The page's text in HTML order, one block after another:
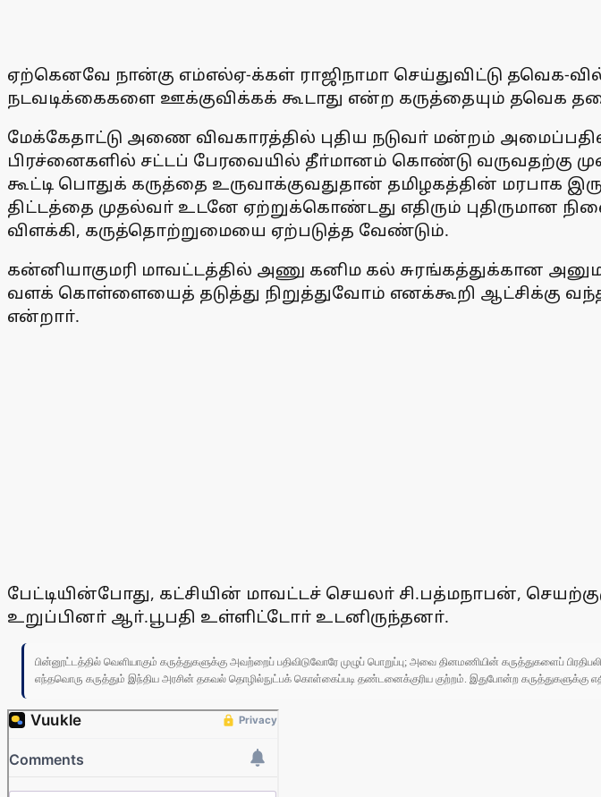
ஏற்கெனவே நான்கு எம்எல்ஏ-க்கள் ராஜிநாமா செய்துவிட்டு தவெக-
நடவடிக்கைகளை ஊக்குவிக்கக் கூடாது என்ற கருத்தையும் தவெக
மேக்கேதாட்டு அணை விவகாரத்தில் புதிய நடுவா் மன்றம்
பிரச்னைகளில் சட்டப் பேரவையில் தீா்மானம் கொண்டு வருவதற்கு
கூட்டி பொதுக் கருத்தை உருவாக்குவதுதான் தமிழகத்தின் மரபாக
திட்டத்தை முதல்வா் உடனே ஏற்றுக்கொண்டது எதிரும் புதிருமான
விளக்கி, கருத்தொற்றுமையை ஏற்படுத்த வேண்டும்.
கன்னியாகுமரி மாவட்டத்தில் அணு கனிம கல் சுரங்கத்துக்கான
வளக் கொள்ளையைத் தடுத்து நிறுத்துவோம் எனக்கூறி ஆட்சிக்கு
என்றாா்.
பேட்டியின்போது, கட்சியின் மாவட்டச் செயலா் சி.பத்மநாபன்,
உறுப்பினா் ஆா்.பூபதி உள்ளிட்டோா் உடனிருந்தனா்.
பின்னூட்டத்தில் வெளியாகும் கருத்துகளுக்கு அவற்றைப் பதிவிடுவோரே முழுப் பொறுப்பு; அவை தினமணியின் கருத்துகளைப்
எந்தவொரு கருத்தும் இந்திய அரசின் தகவல் தொழில்நுட்பக் கொள்கைப்படி தண்டனைக்குரிய குற்றம். இதுபோன்ற கருத்துகளுக்கு